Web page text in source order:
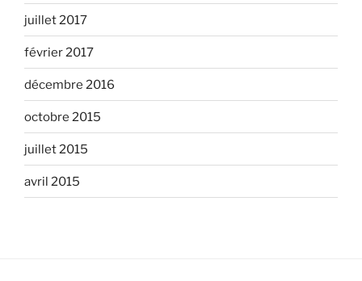
juillet 2017
février 2017
décembre 2016
octobre 2015
juillet 2015
avril 2015